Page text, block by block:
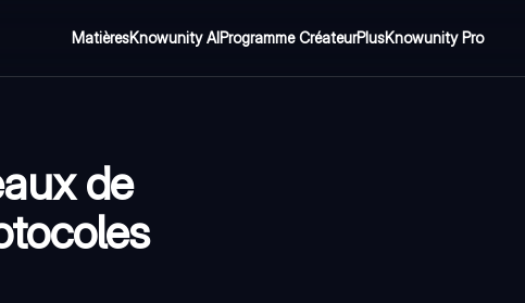
MatièresKnowunity AIProgramme CréateurPlusKnowunity Pro
de